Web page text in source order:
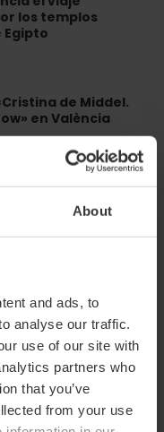
About
and ads, to
analyse our traffic.
use of our site with
partners who
that you’ve
from your use
los templos
Egipto
de Middel.
en València
actividades «Los
en València
L'Albufera en
llamo cuerpo»